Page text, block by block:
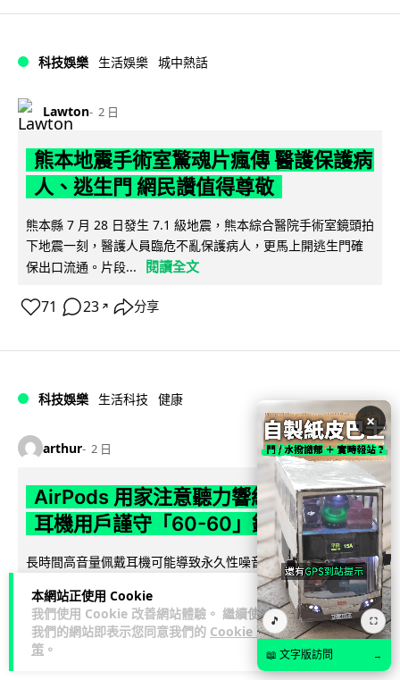
本網站正使用 Cookie
我們使用 Cookie 改善網站體驗。 繼續使用
我們的網站即表示您同意我們的 Cookie 政
策 。
科技娛樂 生活娛樂 城中熱話
Lawton 2 日
熊本地震手術室驚魂片瘋傳 醫護保護病
人、逃生門 網民讚值得尊敬
熊本縣 7 月 28 日發生 7.1 級地震，熊本綜合醫院手術室鏡頭拍
下地震一刻，醫護人員臨危不亂保護病人，更馬上開逃生門確
保出口流通。片段...
閱讀全文
71 23 ↗ 分享
科技娛樂 生活科技 健康
arthur 2 日
AirPods 用家注意聽力響紅燈 醫學界籲
耳機用戶謹守「60-60」鐵律
長時間高音量佩戴耳機可能導致永久性噪音性聽損。本文盤點 4
大聽力受損警號，介紹科學護耳的「60-60 原則」及 Apple 內
置防護功能，... 閱讀全文
20 分享
×
🎵 ⛶
📖 文字版訪問 →